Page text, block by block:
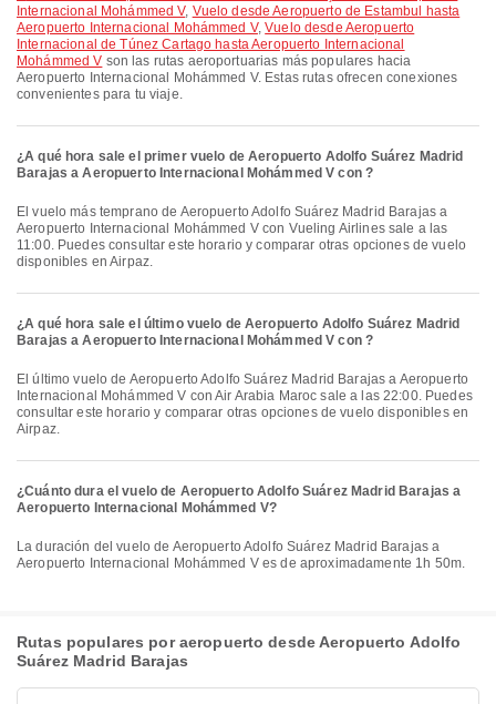
Internacional Mohámmed V, Vuelo desde Aeropuerto de Estambul hasta
Aeropuerto Internacional Mohámmed V,Vuelo desde Aeropuerto
Internacional de Túnez Cartago hasta Aeropuerto Internacional
Mohámmed V son las rutas aeroportuarias más populares hacia
Aeropuerto Internacional Mohámmed V. Estas rutas ofrecen conexiones
convenientes para tu viaje.
¿A qué hora sale el primer vuelo de Aeropuerto Adolfo Suárez Madrid
Barajas a Aeropuerto Internacional Mohámmed V con ?
El vuelo más temprano de Aeropuerto Adolfo Suárez Madrid Barajas a
Aeropuerto Internacional Mohámmed V con Vueling Airlines sale a las
11:00. Puedes consultar este horario y comparar otras opciones de vuelo
disponibles en Airpaz.
¿A qué hora sale el último vuelo de Aeropuerto Adolfo Suárez Madrid
Barajas a Aeropuerto Internacional Mohámmed V con ?
El último vuelo de Aeropuerto Adolfo Suárez Madrid Barajas a Aeropuerto
Internacional Mohámmed V con Air Arabia Maroc sale a las 22:00. Puedes
consultar este horario y comparar otras opciones de vuelo disponibles en
Airpaz.
¿Cuánto dura el vuelo de Aeropuerto Adolfo Suárez Madrid Barajas a
Aeropuerto Internacional Mohámmed V?
La duración del vuelo de Aeropuerto Adolfo Suárez Madrid Barajas a
Aeropuerto Internacional Mohámmed V es de aproximadamente 1h 50m.
Rutas populares por aeropuerto desde Aeropuerto Adolfo
Suárez Madrid Barajas